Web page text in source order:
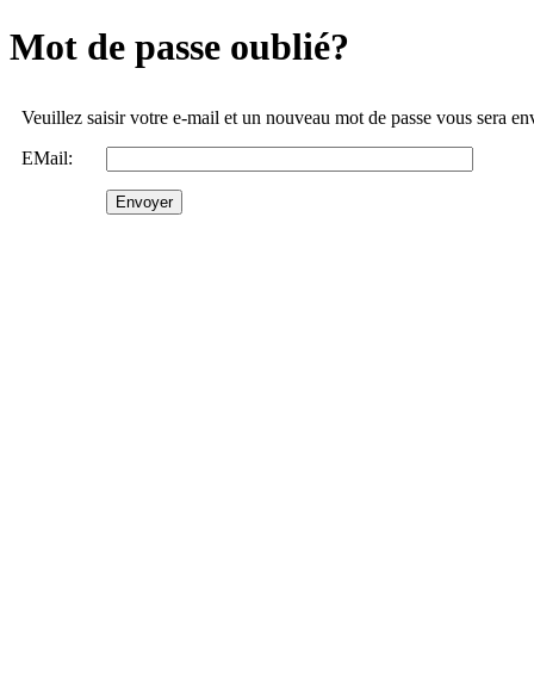
Mot de passe oublié?
Veuillez saisir votre e-mail et un nouveau mot de passe vous sera
EMail: